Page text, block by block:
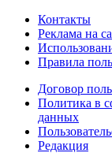
Контакты
Реклама на
Правила
Договор
Политика в
данных
Редакция